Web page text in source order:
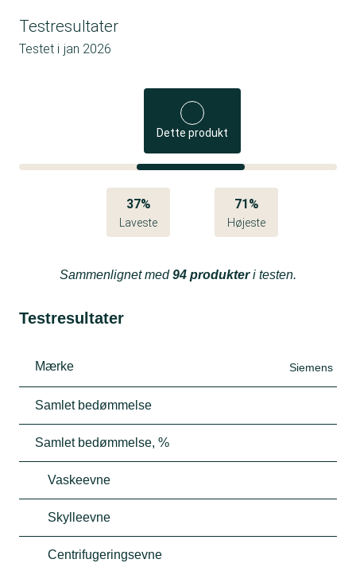
Testresultater
Testet i jan 2026
Dette produkt
37%
Laveste
71%
Højeste
Sammenlignet med94 produkteri testen.
Testresultater
Mærke Siemens
Samlet bedømmelse
Samlet bedømmelse, %
Vaskeevne
Skylleevne
Centrifugeringsevne